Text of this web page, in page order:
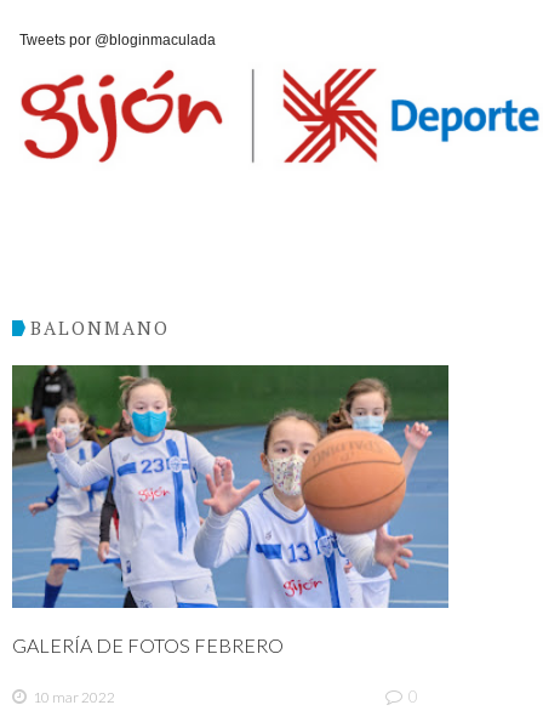
Tweets por @bloginmaculada
BALONMANO
GALERÍA DE FOTOS FEBRERO
10 mar 2022 0